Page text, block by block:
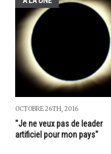
OCTOBRE 26TH, 2016
"Je ne veux pas de leader
artificiel pour mon pays"